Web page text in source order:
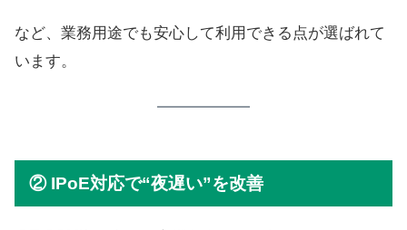
など、業務用途でも安心して利用できる点が選ばれて
います。
② IPoE対応で“夜遅い”を改善